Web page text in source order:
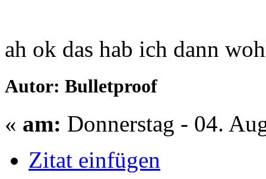
ah ok das hab ich dann
Autor: Bulletproof
« am: Donnerstag - 04.
Zitat einfügen